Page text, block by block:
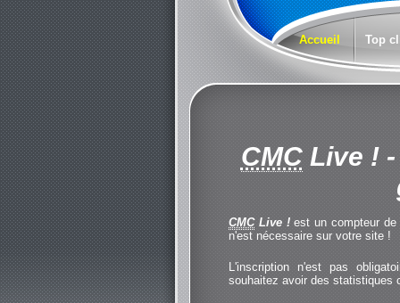
Accueil Top
CMCLive !-
CMCLive !est un compteur de
n'est nécessaire sur votre site !
L'inscription n'est pas
souhaitez avoir des statistiques